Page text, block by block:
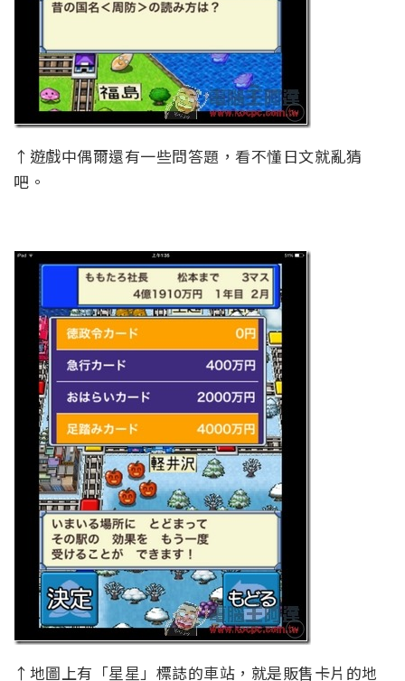
↑遊戲中偶爾還有一些問答題，看不懂日文就亂猜
吧。
↑地圖上有「星星」標誌的車站，就是販售卡片的地